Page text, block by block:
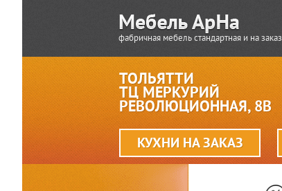
фабричная мебель стандартная и на заказ
ТОЛЬЯТТИ
ТЦ МЕРКУРИЙ
РЕВОЛЮЦИОННАЯ, 8В
КУХНИ НА ЗАКАЗ